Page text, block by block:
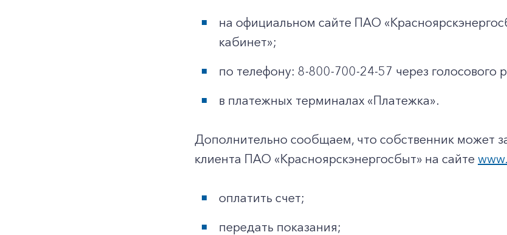
на официальном сайте ПАО
кабинет»;
по телефону: 8-800-700-24-57 через голосового
в платежных терминалах «Платежка».
Дополнительно сообщаем, что собственник может
клиента ПАО «Красноярскэнергосбыт» на сайте
оплатить счет;
передать показания;